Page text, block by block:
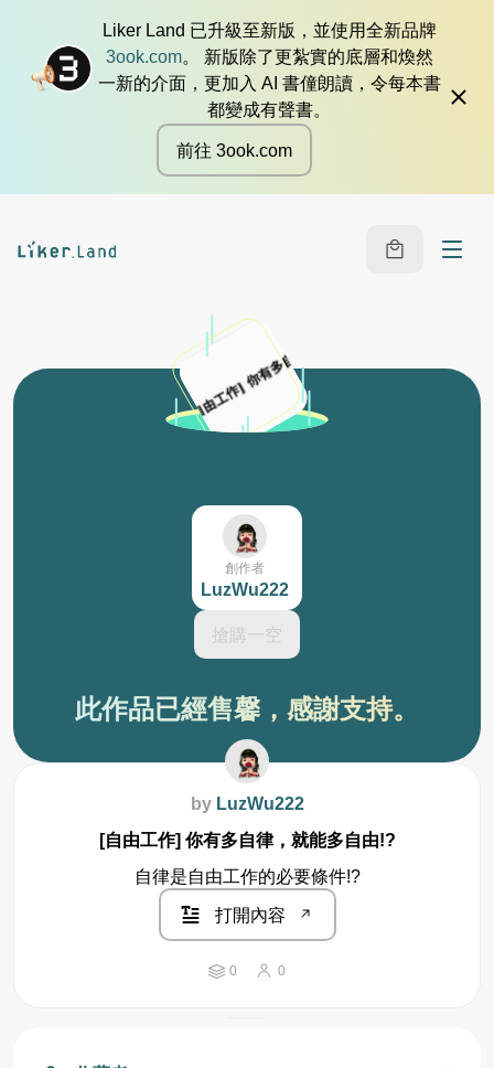
Liker Land 已升級至新版，並使用全新品牌
3ook.com。 新版除了更紮實的底層和煥然
一新的介面，更加入 AI 書僮朗讀，令每本書
都變成有聲書。
前往 3ook.com
此作品已經售馨，感謝支持。
創作者
LuzWu222
搶購一空
by LuzWu222
[自由工作] 你有多自律，就能多自由!?
自律是自由工作的必要條件!?
打開內容
0 0